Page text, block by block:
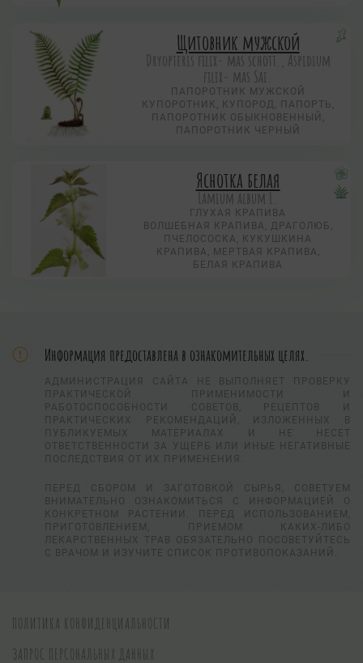
Щитовник мужской
Dryopteris filix- mas schott., Aspidium
filix- mas Sai.
ПАПОРОТНИК МУЖСКОЙ
КУПОРОТНИК, КУПОРОД, ПАПОРТЬ,
ПАПОРОТНИК ОБЫКНОВЕННЫЙ,
ПАПОРОТНИК ЧЕРНЫЙ
Яснотка белая
Lamium album L.
ГЛУХАЯ КРАПИВА
ВОЛШЕБНАЯ КРАПИВА, ДРАГОЛЮБ,
ПЧЕЛОСОСКА, КУКУШКИНА
КРАПИВА, МЕРТВАЯ КРАПИВА,
БЕЛАЯ КРАПИВА
Информация предоставлена в ознакомительных целях.
АДМИНИСТРАЦИЯ САЙТА НЕ ВЫПОЛНЯЕТ ПРОВЕРКУ
ПРАКТИЧЕСКОЙ ПРИМЕНИМОСТИ И
РАБОТОСПОСОБНОСТИ СОВЕТОВ, РЕЦЕПТОВ И
ПРАКТИЧЕСКИХ РЕКОМЕНДАЦИЙ, ИЗЛОЖЕННЫХ В
ПУБЛИКУЕМЫХ МАТЕРИАЛАХ И НЕ НЕСЕТ
ОТВЕТСТВЕННОСТИ ЗА УЩЕРБ ИЛИ ИНЫЕ НЕГАТИВНЫЕ
ПОСЛЕДСТВИЯ ОТ ИХ ПРИМЕНЕНИЯ.
ПЕРЕД СБОРОМ И ЗАГОТОВКОЙ СЫРЬЯ, СОВЕТУЕМ
ВНИМАТЕЛЬНО ОЗНАКОМИТЬСЯ С ИНФОРМАЦИЕЙ О
КОНКРЕТНОМ РАСТЕНИИ. ПЕРЕД ИСПОЛЬЗОВАНИЕМ,
ПРИГОТОВЛЕНИЕМ, ПРИЕМОМ КАКИХ-ЛИБО
ЛЕКАРСТВЕННЫХ ТРАВ ОБЯЗАТЕЛЬНО ПОСОВЕТУЙТЕСЬ
С ВРАЧОМ И ИЗУЧИТЕ СПИСОК ПРОТИВОПОКАЗАНИЙ.
ПОЛИТИКА КОНФИДЕНЦИАЛЬНОСТИ
ЗАПРОС ПЕРСОНАЛЬНЫХ ДАННЫХ